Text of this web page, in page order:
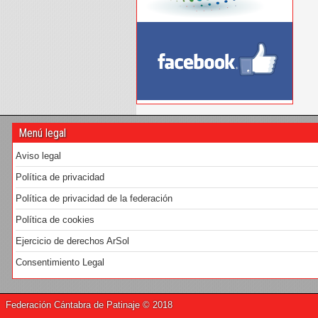
Menú legal
Aviso legal
Política de privacidad
Política de privacidad de la federación
Política de cookies
Ejercicio de derechos ArSol
Consentimiento Legal
Federación Cántabra de Patinaje © 2018